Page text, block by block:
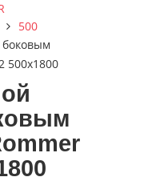
500
500х1800